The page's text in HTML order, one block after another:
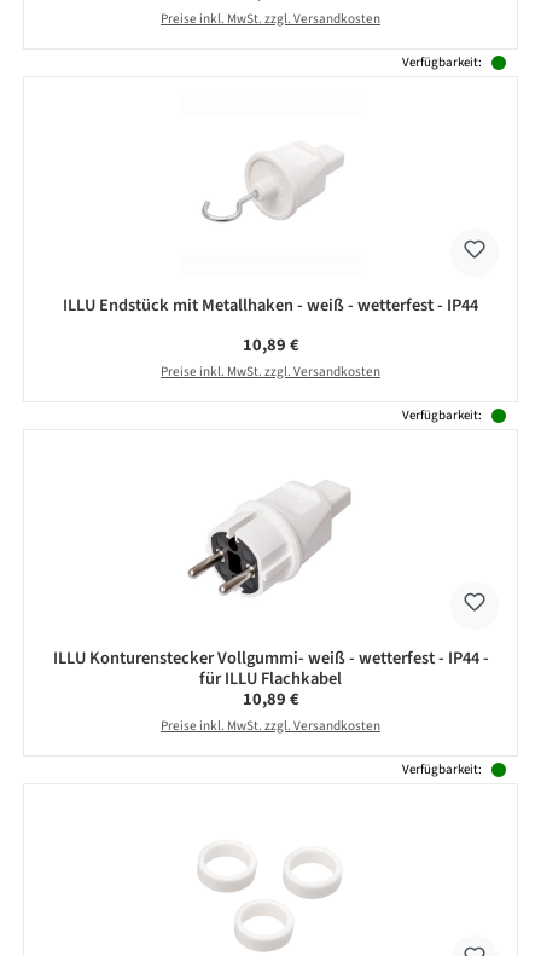
Preise inkl. MwSt. zzgl. Versandkosten
Verfügbarkeit:
ILLU Endstück mit Metallhaken - weiß - wetterfest - IP44
Regulärer Preis:
10,89 €
Preise inkl. MwSt. zzgl. Versandkosten
Verfügbarkeit:
ILLU Konturenstecker Vollgummi- weiß - wetterfest - IP44 -
für ILLU Flachkabel
Regulärer Preis:
10,89 €
Preise inkl. MwSt. zzgl. Versandkosten
Verfügbarkeit: